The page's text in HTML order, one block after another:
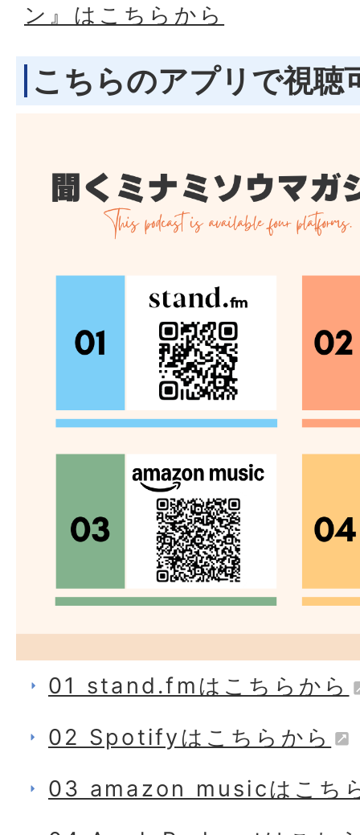
ン』はこちらから
こちらのアプリで視聴
01 stand.fmはこちらから
02 Spotifyはこちらから
03 amazon musicはこち